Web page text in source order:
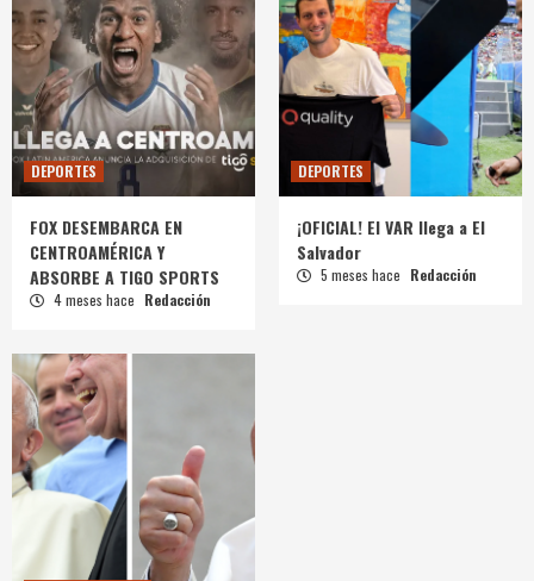
DEPORTES
FOX DESEMBARCA EN
CENTROAMÉRICA Y
ABSORBE A TIGO SPORTS
4 meses hace Redacción
DEPORTES
¡OFICIAL! El VAR llega a El
Salvador
5 meses hace Redacción